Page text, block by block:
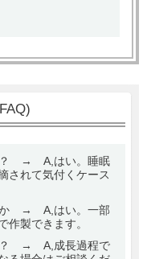
？ → A,はい。睡眠
されて気付くケース
か → A,はい。一部
作製できます。
？ → A,成長過程で